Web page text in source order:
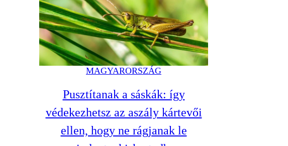
MAGYARORSZÁG
Pusztítanak a sáskák: így
védekezhetsz az aszály kártevői
ellen, hogy ne rágjanak le